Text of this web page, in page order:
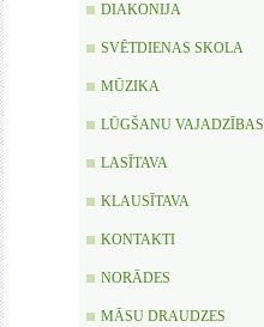
DIAKONIJA
SVĒTDIENAS SKOLA
MŪZIKA
LŪGŠANU VAJADZĪBAS
LASĪTAVA
KLAUSĪTAVA
KONTAKTI
NORĀDES
MĀSU DRAUDZES